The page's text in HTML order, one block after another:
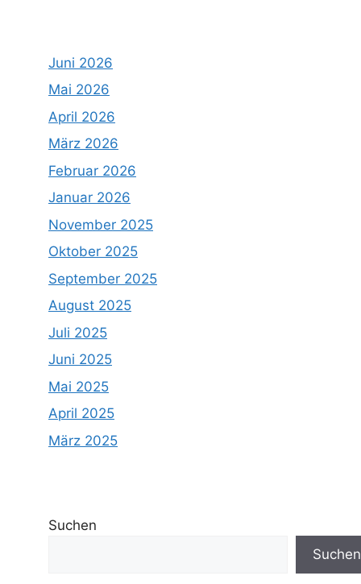
Juni 2026
Mai 2026
April 2026
März 2026
Februar 2026
Januar 2026
November 2025
Oktober 2025
September 2025
August 2025
Juli 2025
Juni 2025
Mai 2025
April 2025
März 2025
Suchen
Suchen